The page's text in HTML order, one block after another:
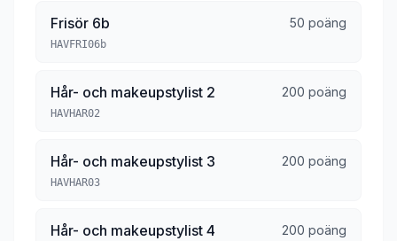
Frisör 6b 50 poäng
HAVFRI06b
Hår- och makeupstylist 2 200 poäng
HAVHAR02
Hår- och makeupstylist 3 200 poäng
HAVHAR03
Hår- och makeupstylist 4 200 poäng